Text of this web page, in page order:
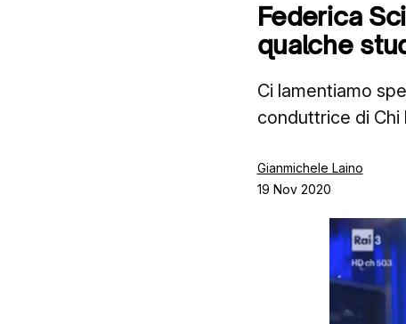
Federica
qualche
Ci lamentiamo
conduttrice di Chi
Gianmichele Laino
19 Nov 2020